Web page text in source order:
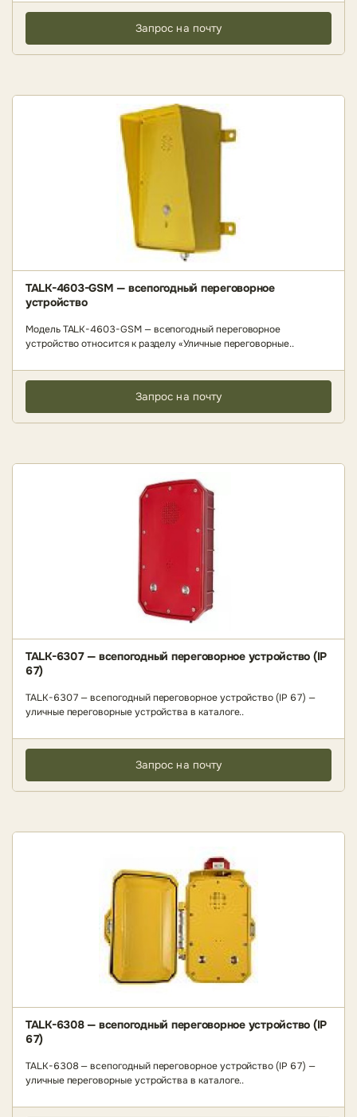
Запрос на почту
TALK-4603-GSM — всепогодный переговорное
устройство
Модель TALK-4603-GSM — всепогодный переговорное
устройство относится к разделу «Уличные переговорные..
Запрос на почту
TALK-6307 — всепогодный переговорное устройство (IP
67)
TALK-6307 — всепогодный переговорное устройство (IP 67) —
уличные переговорные устройства в каталоге..
Запрос на почту
TALK-6308 — всепогодный переговорное устройство (IP
67)
TALK-6308 — всепогодный переговорное устройство (IP 67) —
уличные переговорные устройства в каталоге..